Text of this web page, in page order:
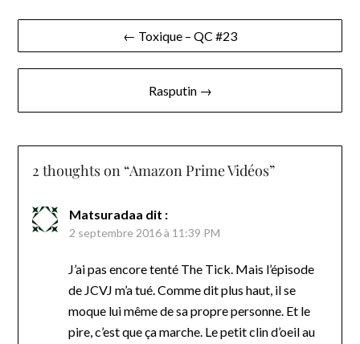
Navigation
de
← Toxique – QC #23
Rasputin →
2 thoughts on “Amazon Prime Vidéos”
Matsuradaa dit :
2 septembre 2016 à 11:39 PM
J’ai pas encore tenté The Tick. Mais l’épisode
de JCVJ m’a tué. Comme dit plus haut, il se
moque lui même de sa propre personne. Et le
pire, c’est que ça marche. Le petit clin d’oeil au